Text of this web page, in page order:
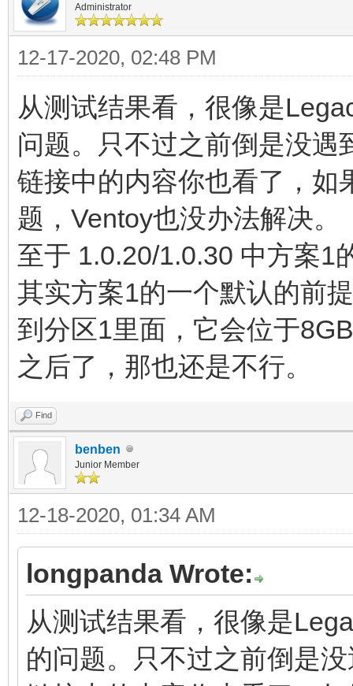
Administrator
12-17-2020, 02:48 PM
从测试结果看，很像是
问题。只不过之前倒是没遇
链接中的内容你也看了，如
题，Ventoy也没办法解决。
至于 1.0.20/1.0.30 中方案1
其实方案1的一个默认的前
到分区1里面，它会位于
之后了，那也还是不行。
Find
benben
Junior Member
12-18-2020, 01:34 AM
longpanda Wrote:
从测试结果看，很像是
的问题。只不过之前倒是